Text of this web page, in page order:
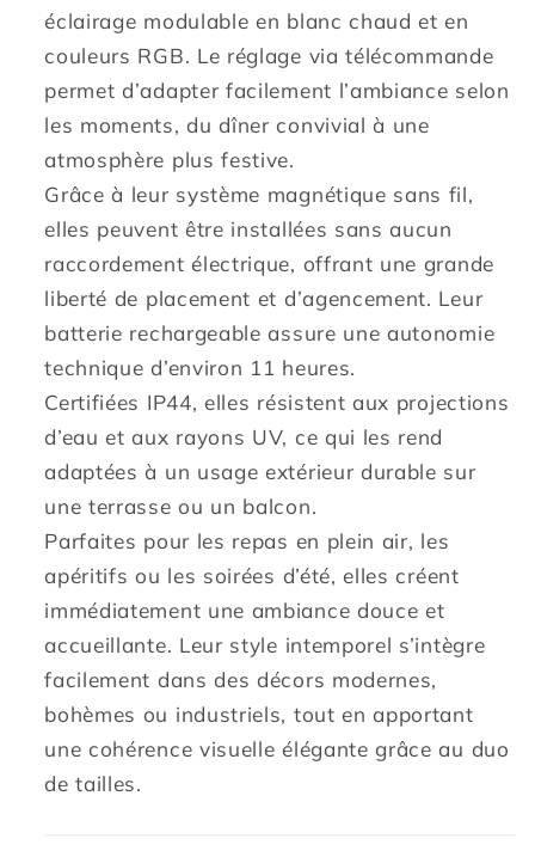
éclairage modulable en blanc chaud et en
couleurs RGB. Le réglage via télécommande
permet d’adapter facilement l’ambiance selon
les moments, du dîner convivial à une
atmosphère plus festive.
Grâce à leur système magnétique sans fil,
elles peuvent être installées sans aucun
raccordement électrique, offrant une grande
liberté de placement et d’agencement. Leur
batterie rechargeable assure une autonomie
technique d’environ 11 heures.
Certifiées IP44, elles résistent aux projections
d’eau et aux rayons UV, ce qui les rend
adaptées à un usage extérieur durable sur
une terrasse ou un balcon.
Parfaites pour les repas en plein air, les
apéritifs ou les soirées d’été, elles créent
immédiatement une ambiance douce et
accueillante. Leur style intemporel s’intègre
facilement dans des décors modernes,
bohèmes ou industriels, tout en apportant
une cohérence visuelle élégante grâce au duo
de tailles.